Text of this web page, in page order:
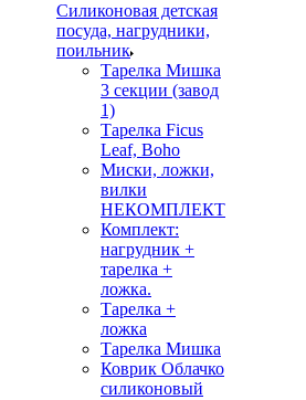
Силиконовая детская
посуда, нагрудники,
поильник
Тарелка Мишка
3 секции (завод
1)
Тарелка Ficus
Leaf, Boho
Миски, ложки,
вилки
НЕКОМПЛЕКТ
Комплект:
нагрудник +
тарелка +
ложка.
Тарелка +
ложка
Тарелка Мишка
Коврик Облачко
силиконовый